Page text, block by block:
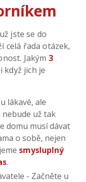
jste se do
celá řada otázek,
Jakým 3
když jich je
lákavé, ale
už tak
domu musí dávat
o sobě, nejen
smysluplný
.
- Začněte u